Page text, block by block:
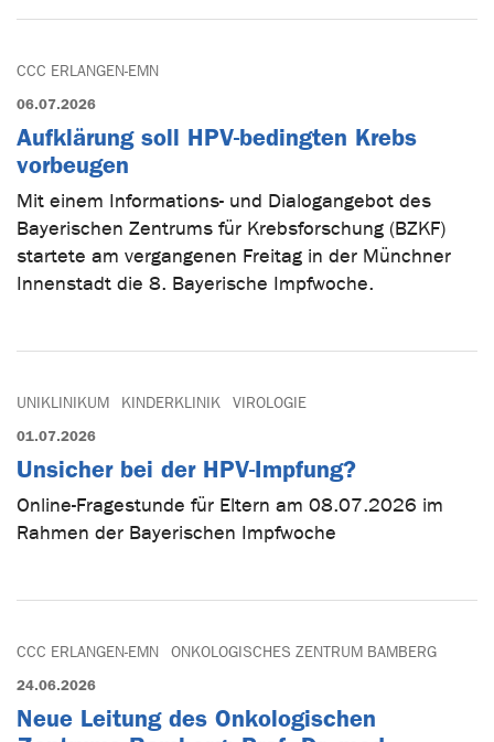
CCC ERLANGEN-EMN
06.07.2026
Aufklärung soll HPV-bedingten Krebs
vorbeugen
Mit einem Informations- und Dialogangebot des
Bayerischen Zentrums für Krebsforschung (BZKF)
startete am vergangenen Freitag in der Münchner
Innenstadt die 8. Bayerische Impfwoche.
UNIKLINIKUM KINDERKLINIK VIROLOGIE
01.07.2026
Unsicher bei der HPV-Impfung?
Online-Fragestunde für Eltern am 08.07.2026 im
Rahmen der Bayerischen Impfwoche
CCC ERLANGEN-EMN ONKOLOGISCHES ZENTRUM BAMBERG
24.06.2026
Neue Leitung des Onkologischen